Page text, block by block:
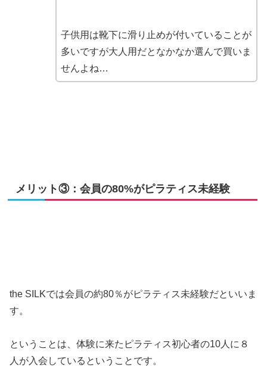
子供用は靴下に滑り止めが付いていることが
多いですが大人用だとなかなか選んで買いま
せんよね…
メリット③：会員の80%がピラティス未経験
the SILKでは会員の約80％がピラティス未経験だといいま
す。
ということは、体験に来たピラティス初心者の10人に８
人が入会しているということです。